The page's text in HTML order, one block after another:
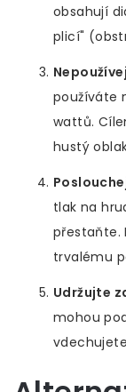
obsahují
plicí"
používáte
wattů.
hustý
tlak na
přestaňte.
trvalému
Udržujte
mohou